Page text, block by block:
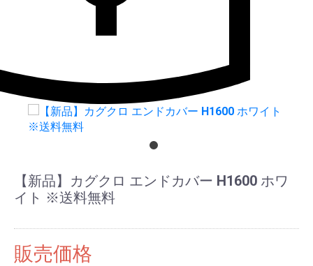
【新品】カグクロ エンドカバー H1600 ホワ
イト ※送料無料
販売価格